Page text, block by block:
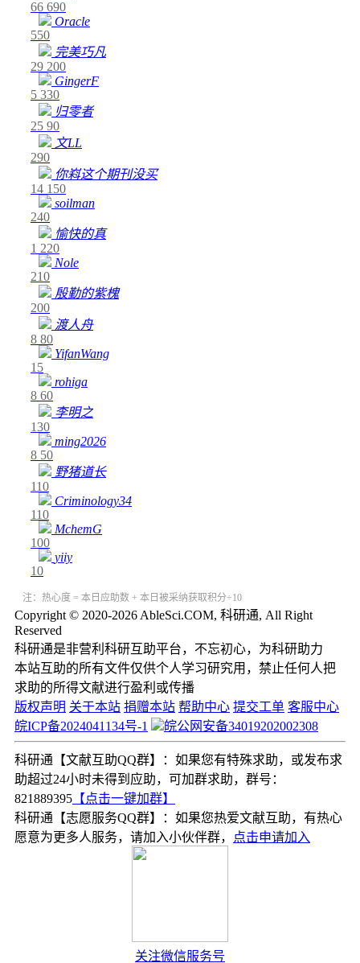
66 690
Oracle
550
完美巧凡
29 200
GingerF
5 330
归零者
25 90
文LL
290
你嵙这个期刊没买
14 150
soilman
240
愉快的真
1 220
Nole
210
殷勤的紫槐
200
渡人舟
8 80
YifanWang
15
rohiga
8 60
李明之
130
ming2026
8 50
野猪道长
110
Criminology34
110
MchemG
100
yiiy
10
注：热心度 = 本日应助数 + 本日被采纳获取积分÷10
Copyright © 2020-2026 AbleSci.COM, 科研通, All Right
Reserved
科研通是非营利科研互助平台，不忘初心，为科研助力
本站互助的所有文件仅供个人学习研究用，禁止任何人把
求助的所得文献进行盈利或传播
版权声明 关于本站 捐赠本站 帮助中心 提交工单 客服中心
皖ICP备2024041134号-1
皖公网安备34019202002308
科研通【文献互助QQ群】：如果您有特殊求助，或发布求
助超过24小时未得到应助，可加群求助，群号：
821889395 【点击一键加群】
科研通【志愿服务QQ群】：如果您热爱文献互助，有热心
愿意为更多人服务，请加入小伙伴群，
点击申请加入
关注微信服务号